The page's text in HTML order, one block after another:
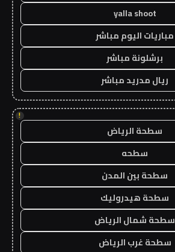
yalla shoot
مباريات اليوم مباشر
برشلونة مباشر
ريال مدريد مباشر
!
سطحة الرياض
سطحه
سطحة بين المدن
سطحة هيدروليك
سطحة شمال الرياض
سطحة غرب الرياض